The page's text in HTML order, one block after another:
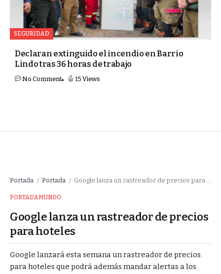
SEGURIDAD
Declaran extinguido el incendio en Barrio
Lindo tras 36 horas de trabajo
No Comment 15 Views
Portada / Portada / Google lanza un rastreador de precios para hoteles
PORTADAMUNDO
Google lanza un rastreador de precios
para hoteles
Google lanzará esta semana un rastreador de precios
para hoteles que podrá además mandar alertas a los